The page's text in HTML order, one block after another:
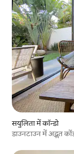
सयुलिता में कॉन्डो
डाउनटाउन में अद्भुत